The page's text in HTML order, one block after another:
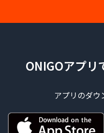
ONIGOアプリ
アプリのダウ